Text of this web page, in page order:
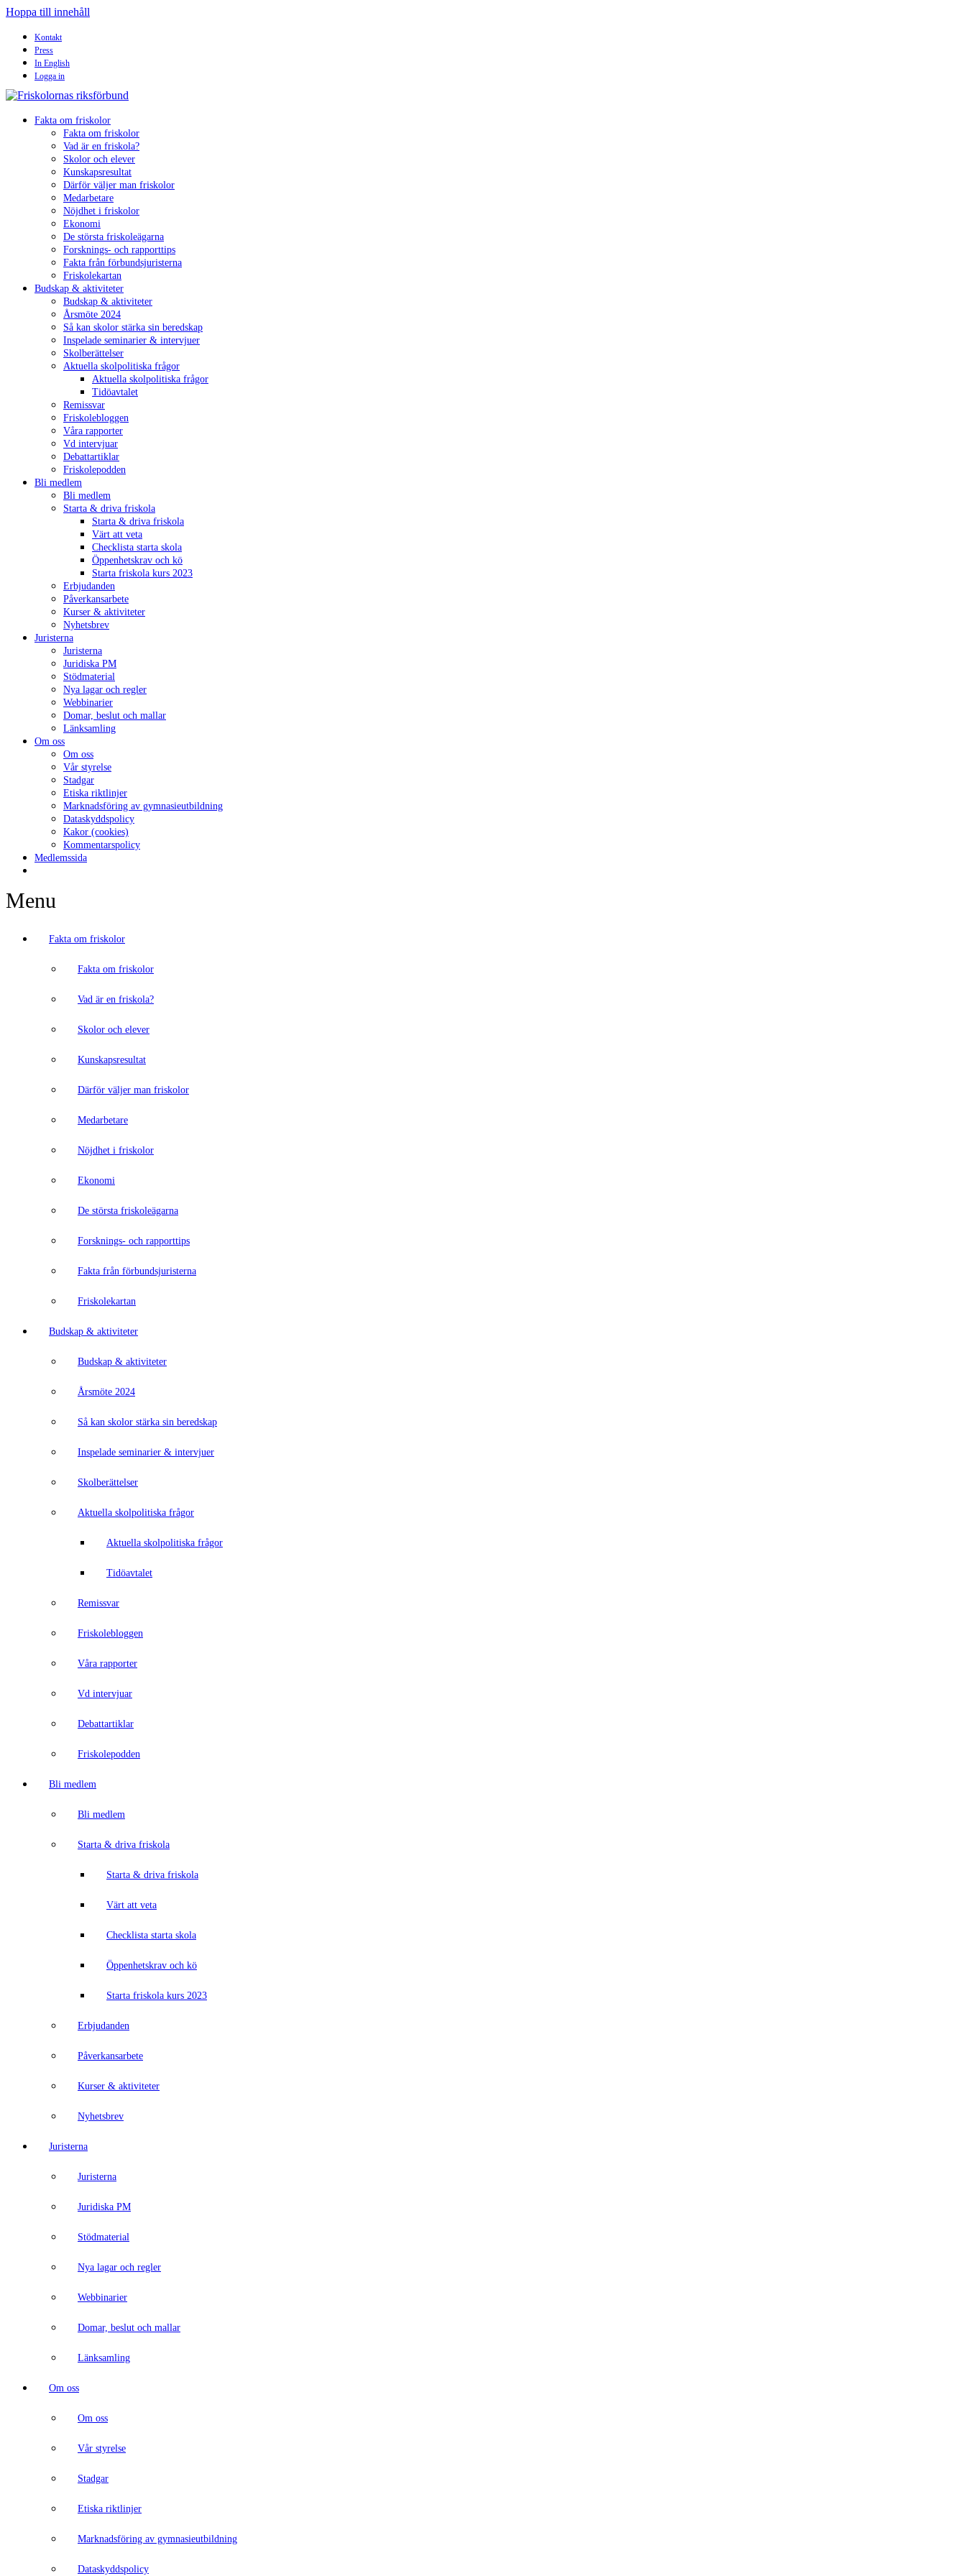
Hoppa till innehåll
Kontakt
Press
In English
Logga in
Fakta om friskolor
Fakta om friskolor
Vad är en friskola?
Skolor och elever
Kunskapsresultat
Därför väljer man friskolor
Medarbetare
Nöjdhet i friskolor
Ekonomi
De största friskoleägarna
Forsknings- och rapporttips
Fakta från förbundsjuristerna
Friskolekartan
Budskap & aktiviteter
Budskap & aktiviteter
Årsmöte 2024
Så kan skolor stärka sin beredskap
Inspelade seminarier & intervjuer
Skolberättelser
Aktuella skolpolitiska frågor
Aktuella skolpolitiska frågor
Tidöavtalet
Remissvar
Friskolebloggen
Våra rapporter
Vd intervjuar
Debattartiklar
Friskolepodden
Bli medlem
Bli medlem
Starta & driva friskola
Starta & driva friskola
Värt att veta
Checklista starta skola
Öppenhetskrav och kö
Starta friskola kurs 2023
Erbjudanden
Påverkansarbete
Kurser & aktiviteter
Nyhetsbrev
Juristerna
Juristerna
Juridiska PM
Stödmaterial
Nya lagar och regler
Webbinarier
Domar, beslut och mallar
Länksamling
Om oss
Om oss
Vår styrelse
Stadgar
Etiska riktlinjer
Marknadsföring av gymnasieutbildning
Dataskyddspolicy
Kakor (cookies)
Kommentarspolicy
Medlemssida
Menu
Fakta om friskolor
Fakta om friskolor
Vad är en friskola?
Skolor och elever
Kunskapsresultat
Därför väljer man friskolor
Medarbetare
Nöjdhet i friskolor
Ekonomi
De största friskoleägarna
Forsknings- och rapporttips
Fakta från förbundsjuristerna
Friskolekartan
Budskap & aktiviteter
Budskap & aktiviteter
Årsmöte 2024
Så kan skolor stärka sin beredskap
Inspelade seminarier & intervjuer
Skolberättelser
Aktuella skolpolitiska frågor
Aktuella skolpolitiska frågor
Tidöavtalet
Remissvar
Friskolebloggen
Våra rapporter
Vd intervjuar
Debattartiklar
Friskolepodden
Bli medlem
Bli medlem
Starta & driva friskola
Starta & driva friskola
Värt att veta
Checklista starta skola
Öppenhetskrav och kö
Starta friskola kurs 2023
Erbjudanden
Påverkansarbete
Kurser & aktiviteter
Nyhetsbrev
Juristerna
Juristerna
Juridiska PM
Stödmaterial
Nya lagar och regler
Webbinarier
Domar, beslut och mallar
Länksamling
Om oss
Om oss
Vår styrelse
Stadgar
Etiska riktlinjer
Marknadsföring av gymnasieutbildning
Dataskyddspolicy